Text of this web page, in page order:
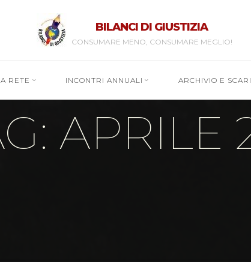
BILANCI DI GIUSTIZIA
CONSUMARE MENO, CONSUMARE MEGLIO!
RETE INCONTRI ANNUALI ARCHIVIO E
APRILE